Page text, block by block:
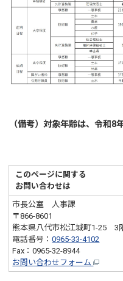
（備考）対象年齢は、令和8
このページに関する
お問い合わせは
市長公室 人事課
〒866-8601
熊本県八代市松江城町1-25 3
電話番号：0965-33-4102
Fax：0965-32-8944
お問い合わせフォーム